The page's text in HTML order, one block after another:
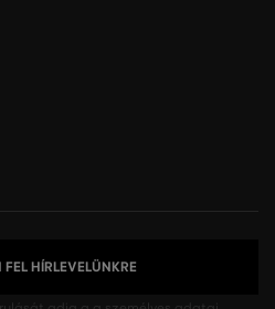
HÍRLEVELÜNKRE